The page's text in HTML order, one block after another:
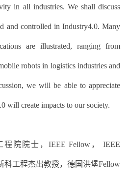
in all industries. We shall discuss
and controlled in Industry4.0. Many
are illustrated, ranging from
robots in logistics industries and
we will be able to appreciate
will create impacts to our society.
院院士，IEEE Fellow， IEEE
科工程杰出教授，德国洪堡Fellow